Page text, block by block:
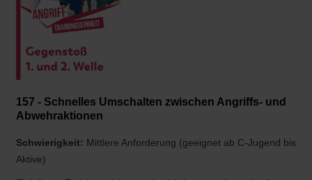
157 - Schnelles Umschalten zwischen Angriffs- und
Abwehraktionen
Schwierigkeit: Mittlere Anforderung (geeignet ab C-Jugend bis
Aktive)